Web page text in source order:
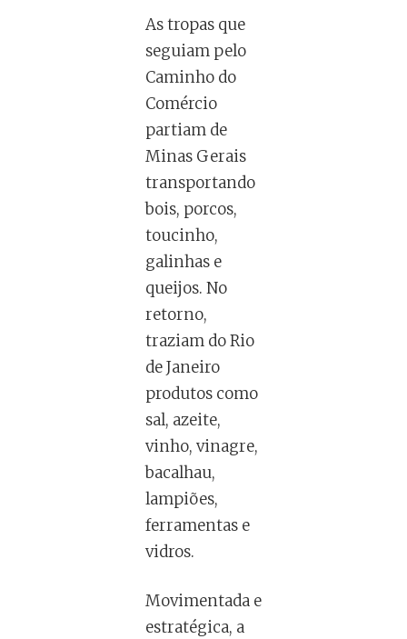
As tropas que
seguiam pelo
Caminho do
Comércio
partiam de
Minas Gerais
transportando
bois, porcos,
toucinho,
galinhas e
queijos. No
retorno,
traziam do Rio
de Janeiro
produtos como
sal, azeite,
vinho, vinagre,
bacalhau,
lampiões,
ferramentas e
vidros.
Movimentada e
estratégica, a